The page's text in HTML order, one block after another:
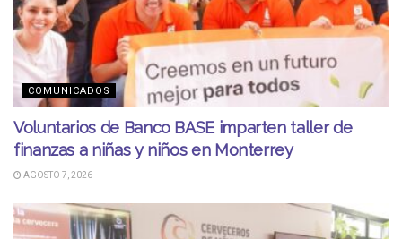
COMUNICADOS
Voluntarios de Banco BASE imparten taller de
finanzas a niñas y niños en Monterrey
AGOSTO 7, 2026